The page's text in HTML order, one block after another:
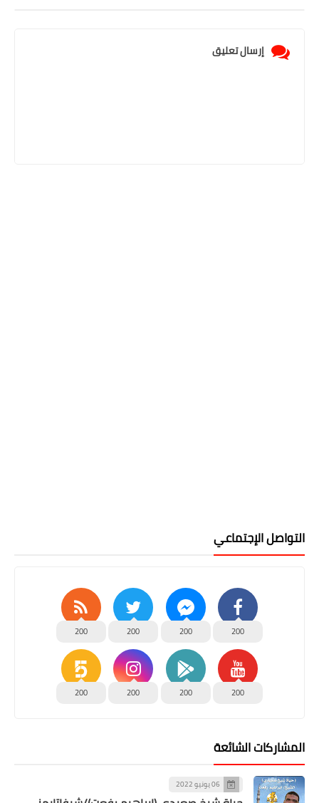
إرسال تعليق
التواصل الإجتماعي
200
200
200
200
200
200
200
200
المشاركات الشائعة
06 يونيو 2022